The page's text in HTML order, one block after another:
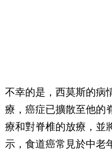
不幸的是，西莫斯的病
療，癌症已擴散至他的
療和對脊椎的放療，並
示，食道癌常見於中老